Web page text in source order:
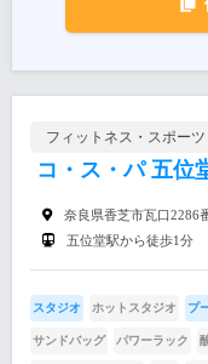
フィットネス・スポーツ
コ・ス・パ 五位
奈良県香芝市瓦口2286
五位堂駅から徒歩1分
スタジオ ホットスタジオ プ
サンドバッグ パワーラック